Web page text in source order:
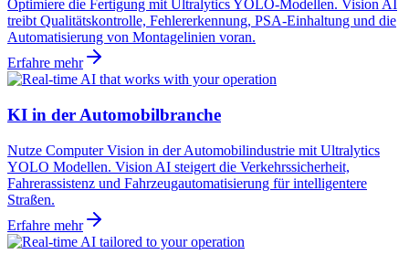
Optimiere die Fertigung mit Ultralytics YOLO-Modellen. Vision AI
treibt Qualitätskontrolle, Fehlererkennung, PSA-Einhaltung und die
Automatisierung von Montagelinien voran.
Erfahre mehr
KI in der Automobilbranche
Nutze Computer Vision in der Automobilindustrie mit Ultralytics
YOLO Modellen. Vision AI steigert die Verkehrssicherheit,
Fahrerassistenz und Fahrzeugautomatisierung für intelligentere
Straßen.
Erfahre mehr